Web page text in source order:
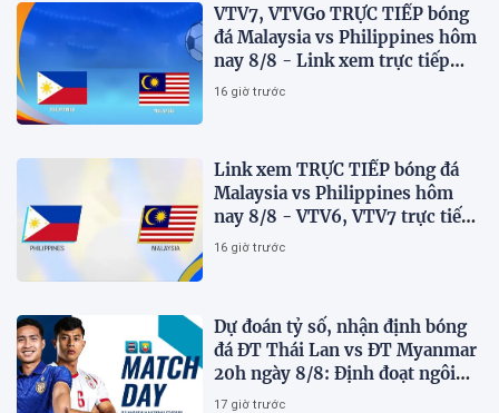
VTV7, VTVGo TRỰC TIẾP bóng
đá Malaysia vs Philippines hôm
nay 8/8 - Link xem trực tiếp
AFF Cup 2026 mới nhất
16 giờ trước
Link xem TRỰC TIẾP bóng đá
Malaysia vs Philippines hôm
nay 8/8 - VTV6, VTV7 trực tiếp
AFF Cup 2026
16 giờ trước
Dự đoán tỷ số, nhận định bóng
đá ĐT Thái Lan vs ĐT Myanmar
20h ngày 8/8: Định đoạt ngôi
đầu bảng
17 giờ trước